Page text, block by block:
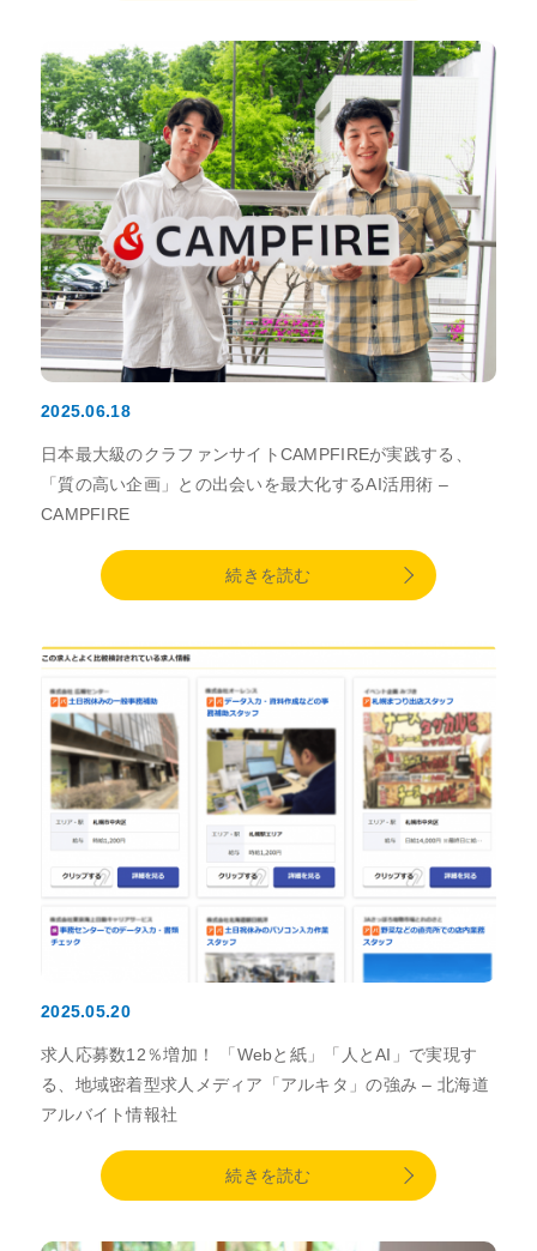
2025.06.18
日本最大級のクラファンサイトCAMPFIREが実践する、
「質の高い企画」との出会いを最大化するAI活用術 –
CAMPFIRE
続きを読む
2025.05.20
求人応募数12％増加！ 「Webと紙」「人とAI」で実現す
る、地域密着型求人メディア「アルキタ」の強み – 北海道
アルバイト情報社
続きを読む